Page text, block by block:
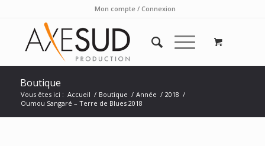
Mon compte / Connexion
Boutique
Vous êtes ici : Accueil / Boutique / Année / 2018 /
Oumou Sangaré – Terre de Blues 2018